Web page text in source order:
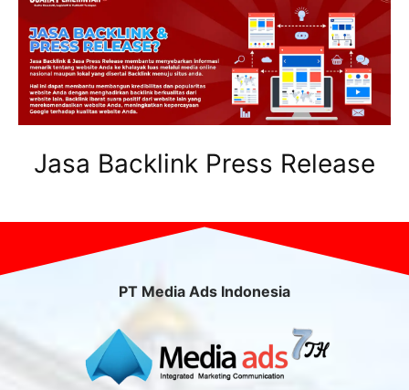
Jasa Backlink Press Release
PT Media Ads Indonesia